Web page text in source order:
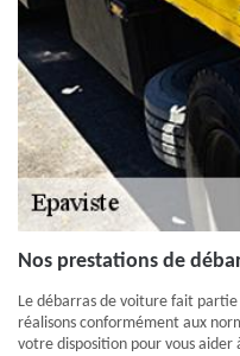
Nos prestations de
Le débarras de voiture fait
réalisons conformément aux
votre disposition pour vous aider